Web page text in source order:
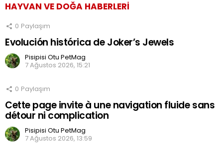
HAYVAN VE DOĞA HABERLERI
0 Paylaşım
Evolución histórica de Joker’s Jewels
Pisipisi Otu PetMag
7 Ağustos 2026, 15:21
0 Paylaşım
Cette page invite à une navigation fluide sans
détour ni complication
Pisipisi Otu PetMag
7 Ağustos 2026, 13:59